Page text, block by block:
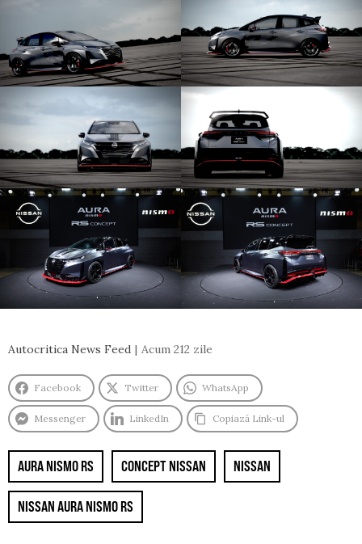
Autocritica News Feed Acum 212 zile
Facebook Twitter WhatsApp
Messenger LinkedIn Copiază Link-ul
AURA NISMO RS CONCEPT NISSAN NISSAN
NISSAN AURA NISMO RS